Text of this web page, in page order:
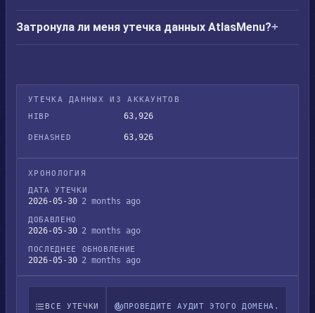
Затронула ли меня утечка данных AtlasMenu?
УТЕЧКА ДАННЫХ ИЗ АККАУНТОВ
HIBP
63,926
DEHASHED 63,926
ХРОНОЛОГИЯ
ДАТА УТЕЧКИ
2026-05-30 2 months ago
ДОБАВЛЕНО
2026-05-30 2 months ago
ПОСЛЕДНЕЕ ОБНОВЛЕНИЕ
2026-05-30 2 months ago
ВСЕ УТЕЧКИ ПРОВЕДИТЕ АУДИТ ЭТОГО ДОМЕНА.